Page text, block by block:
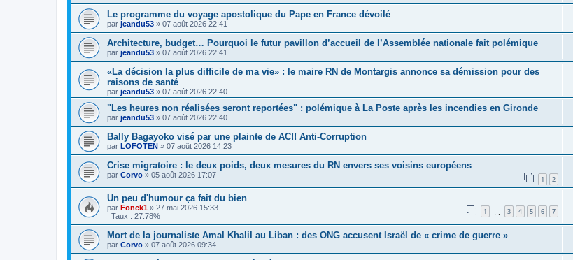
Le programme du voyage apostolique du Pape en France dévoilé
par jeandu53 » 07 août 2026 22:41
Architecture, budget… Pourquoi le futur pavillon d’accueil de l’Assemblée nationale fait polémique
par jeandu53 » 07 août 2026 22:41
«La décision la plus difficile de ma vie» : le maire RN de Montargis annonce sa démission pour des
raisons de santé
par jeandu53 » 07 août 2026 22:40
"Les heures non réalisées seront reportées" : polémique à La Poste après les incendies en Gironde
par jeandu53 » 07 août 2026 22:40
Bally Bagayoko visé par une plainte de AC!! Anti-Corruption
par LOFOTEN » 07 août 2026 14:23
Crise migratoire : le deux poids, deux mesures du RN envers ses voisins européens
par Corvo » 05 août 2026 17:07 1 2
Un peu d'humour ça fait du bien
par Fonck1 » 27 mai 2026 15:33 1 3 4 5 6 7
Taux : 27.78%
Mort de la journaliste Amal Khalil au Liban : des ONG accusent Israël de « crime de guerre »
par Corvo » 07 août 2026 09:34